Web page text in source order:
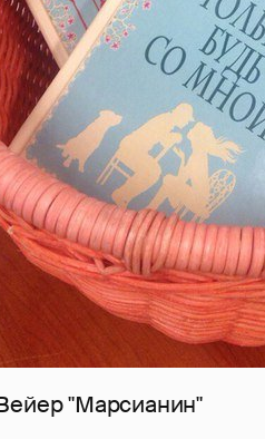
"Марсианин"